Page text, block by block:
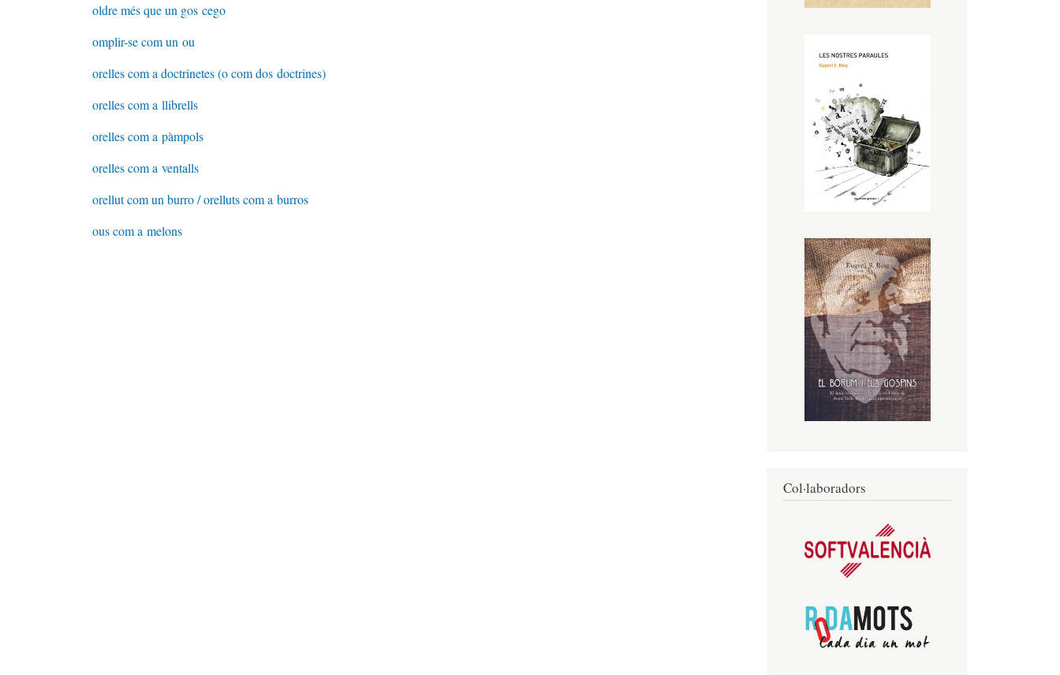
oldre més que un gos cego
omplir-se com un ou
orelles com a doctrinetes (o com dos doctrines)
orelles com a llibrells
orelles com a pàmpols
orelles com a ventalls
orellut com un burro / orelluts com a burros
ous com a melons
Col·laboradors